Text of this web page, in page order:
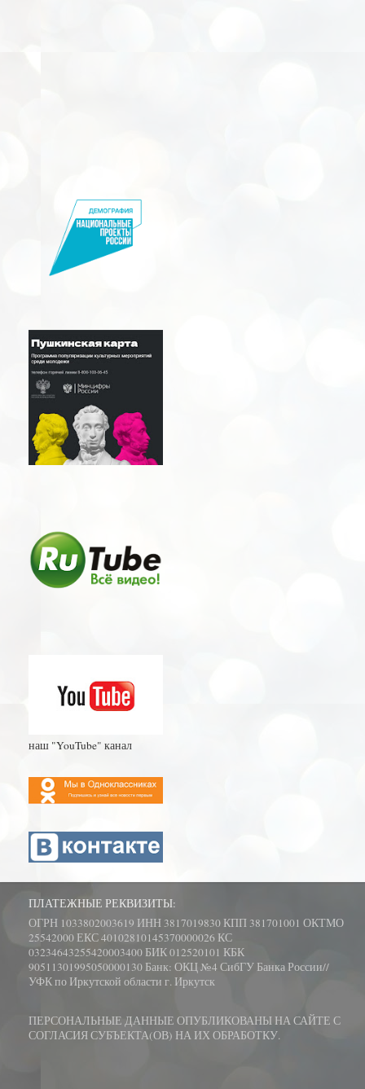
наш "YouTube" канал
ПЛАТЕЖНЫЕ РЕКВИЗИТЫ:
ОГРН 1033802003619 ИНН 3817019830 КПП 381701001 ОКТМО
25542000 ЕКС 40102810145370000026 КС
03234643255420003400 БИК 012520101 КБК
90511301995050000130 Банк: ОКЦ №4 СибГУ Банка России//
УФК по Иркутской области г. Иркутск
ПЕРСОНАЛЬНЫЕ ДАННЫЕ ОПУБЛИКОВАНЫ НА САЙТЕ С
СОГЛАСИЯ СУБЪЕКТА(ОВ) НА ИХ ОБРАБОТКУ.